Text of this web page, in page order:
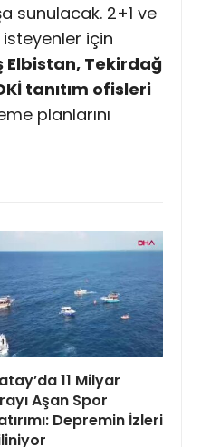
sunulacak. 2+1 ve
için
Elbistan, Tekirdağ
tanıtım ofisleri
planlarını
11 Milyar
Aşan Spor
Depremin İzleri